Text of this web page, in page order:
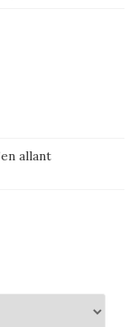
allant